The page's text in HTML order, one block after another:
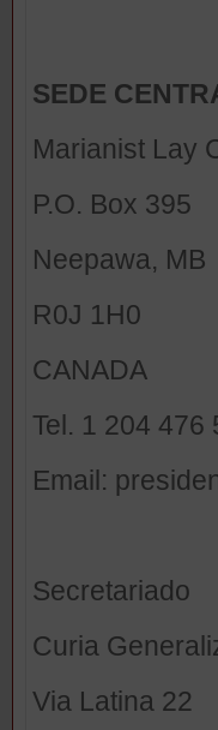
SEDE
Marianist Lay
P.O. Box 395
Neepawa, MB
R0J 1H0
CANADA
Tel. 1 204 476
Email:
Secretariado
Curia
Via Latina 22